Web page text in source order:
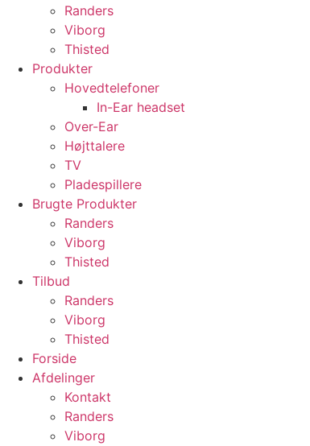
Randers
Viborg
Thisted
Produkter
Hovedtelefoner
In-Ear headset
Over-Ear
Højttalere
TV
Pladespillere
Brugte Produkter
Randers
Viborg
Thisted
Tilbud
Randers
Viborg
Thisted
Forside
Afdelinger
Kontakt
Randers
Viborg